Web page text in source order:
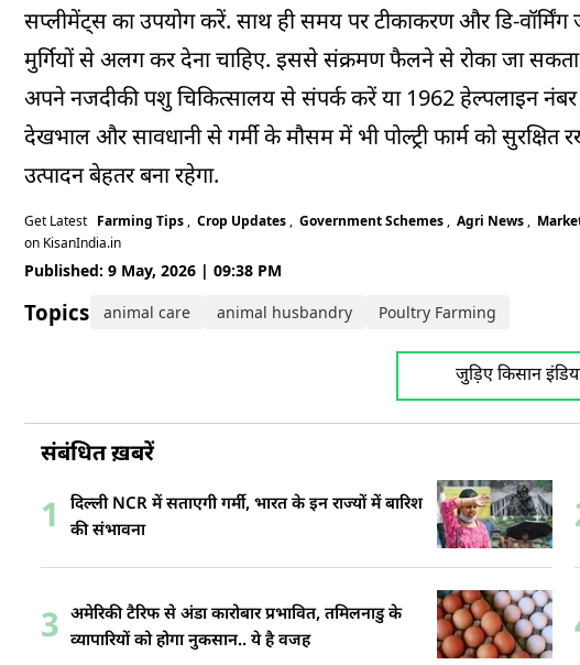
सप्लीमेंट्स का उपयोग करें. साथ ही समय पर टीकाकरण और डि-वॉर्मिंग
मुर्गियों से अलग कर देना चाहिए. इससे संक्रमण फैलने से रोका जा
अपने नजदीकी पशु चिकित्सालय से संपर्क करें या 1962 हेल्पलाइन
देखभाल और सावधानी से गर्मी के मौसम में भी पोल्ट्री फार्म को
उत्पादन बेहतर बना रहेगा.
Get Latest Farming Tips , Crop Updates , Government Schemes , Agri News ,
on KisanIndia.in
Published: 9 May, 2026 | 09:38 PM
Topics: animal care animal husbandry Poultry Farming
जुड़िए किसान
संबंधित ख़बरें
1
दिल्ली NCR में सताएगी गर्मी, भारत के इन राज्यों में बारिश
की संभावना
3 अमेरिकी टैरिफ से अंडा कारोबार प्रभावित, तमिलनाडु के
व्यापारियों को होगा नुकसान.. ये है वजह